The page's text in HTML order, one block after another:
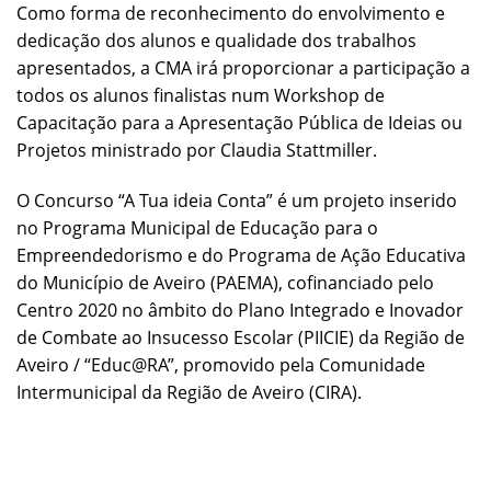
Como forma de reconhecimento do envolvimento e
dedicação dos alunos e qualidade dos trabalhos
apresentados, a CMA irá proporcionar a participação a
todos os alunos finalistas num Workshop de
Capacitação para a Apresentação Pública de Ideias ou
Projetos ministrado por Claudia Stattmiller.
O Concurso “A Tua ideia Conta” é um projeto inserido
no Programa Municipal de Educação para o
Empreendedorismo e do Programa de Ação Educativa
do Município de Aveiro (PAEMA), cofinanciado pelo
Centro 2020 no âmbito do Plano Integrado e Inovador
de Combate ao Insucesso Escolar (PIICIE) da Região de
Aveiro / “Educ@RA”, promovido pela Comunidade
Intermunicipal da Região de Aveiro (CIRA).